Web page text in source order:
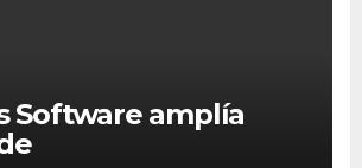
Software amplía